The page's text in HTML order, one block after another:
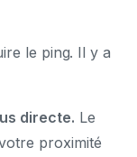
le ping. Il y a
directe. Le
proximité